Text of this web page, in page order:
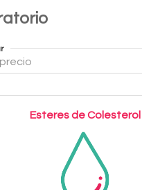
Esteres de Colesterol